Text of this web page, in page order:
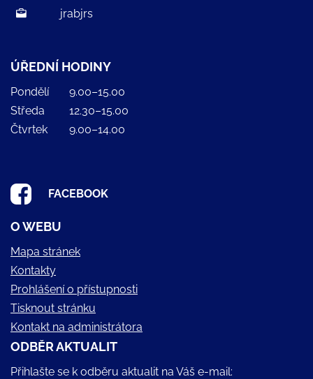
jrabjrs
ÚŘEDNÍ HODINY
Pondělí
9.00–15.00
Středa
12.30–15.00
Čtvrtek
9.00–14.00
FACEBOOK
O WEBU
Mapa stránek
Kontakty
Prohlášení o přístupnosti
Tisknout stránku
Kontakt na administrátora
ODBĚR AKTUALIT
Přihlašte se k odběru aktualit na Váš e-mail: